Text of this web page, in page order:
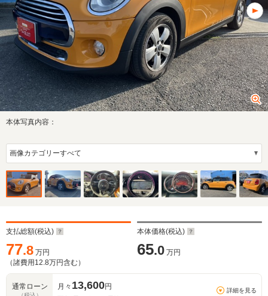
本体写真内容：
支払総額(税込)
77.8 万円
（諸費用 12.8万円含む）
本体価格(税込)
65.0 万円
通常ローン 月々 13,600円 詳細を見る